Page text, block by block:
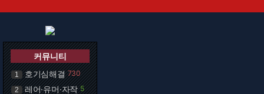
커뮤니티
1 호기심해결 730
2 레어·유머·자작 5